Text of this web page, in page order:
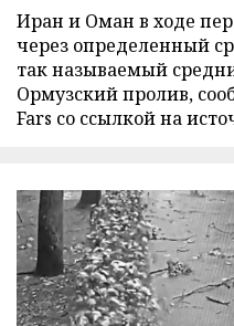
Иран и Оман в ходе
через определенный
так называемый
Ормузский пролив,
Fars со ссылкой на